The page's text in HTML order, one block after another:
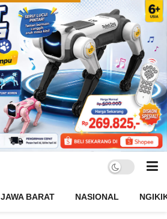
JAWA BARAT NASIONAL